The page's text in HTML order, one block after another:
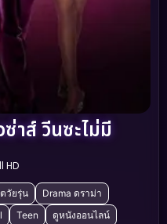
าส์ วีนซะไม่มี
HD
วัยรุ่น
Drama ดราม่า
Teen
ดูหนังออนไลน์